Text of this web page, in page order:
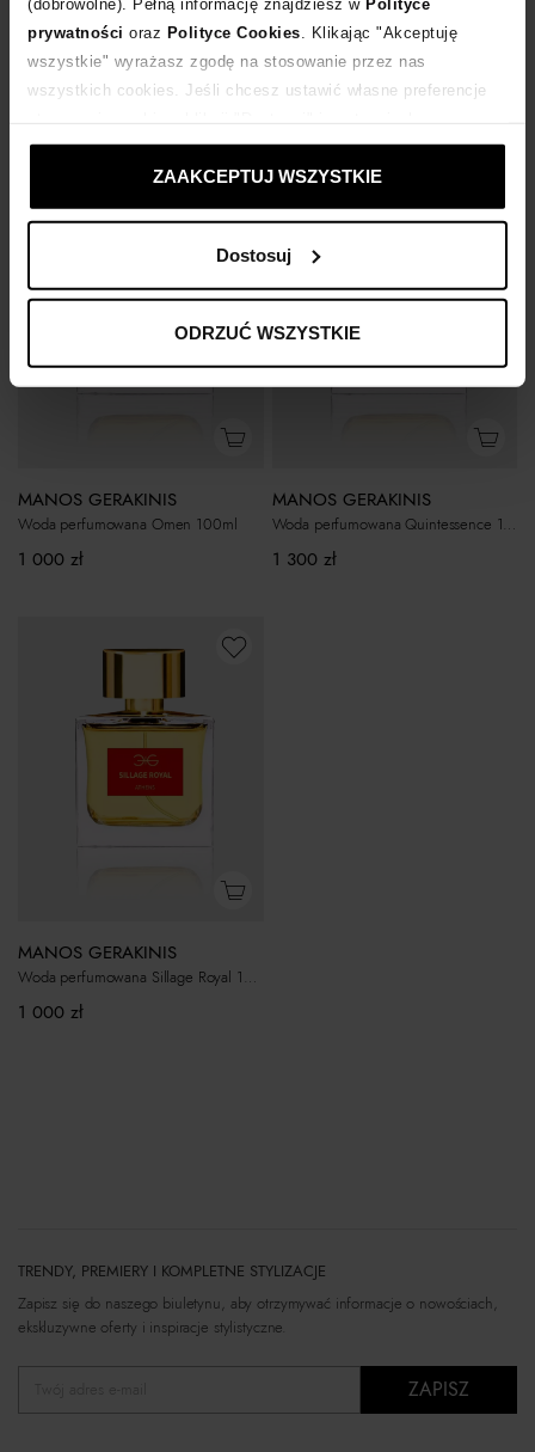
prywatności oraz Polityce Cookies . Klikając "Akceptuję
wszystkie" wyrażasz zgodę na stosowanie przez nas
wszystkich cookies. Jeśli chcesz ustawić własne preferencje
ustawienia prywatności.
ZAAKCEPTUJ WSZYSTKIE
Dostosuj
ODRZUĆ WSZYSTKIE
MANOS GERAKINIS
Woda perfumowana Pivoine 100ml
zł
MANOS GERAKINIS
MANOS GERAKINIS
Woda perfumowana Omen 100ml
1 000 zł
MANOS GERAKINIS
Woda perfumowana Quintessence 100ml
1 300 zł
MANOS GERAKINIS
Woda perfumowana Sillage Royal 100ml
1 000 zł
TRENDY, PREMIERY I KOMPLETNE STYLIZACJE
Zapisz się do naszego biuletynu, aby otrzymywać informacje o nowościach,
ekskluzywne oferty i inspiracje stylistyczne.
ZAPISZ